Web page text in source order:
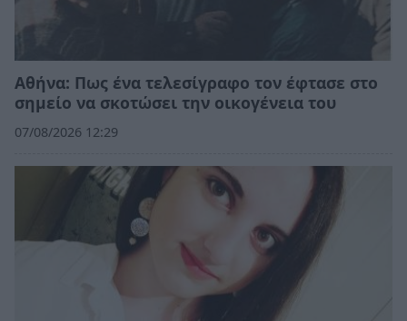
Αθήνα: Πως ένα τελεσίγραφο τον έφτασε στο
σημείο να σκοτώσει την οικογένεια του
07/08/2026 12:29